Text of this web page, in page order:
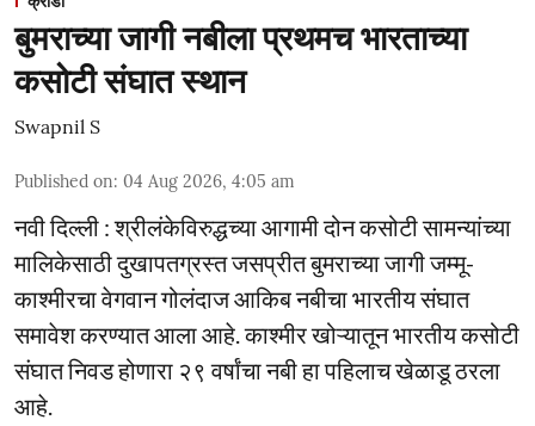
बुमराच्या जागी नबीला प्रथमच भारताच्या
कसोटी संघात स्थान
Swapnil S
Published on: 04 Aug 2026, 4:05 am
नवी दिल्ली : श्रीलंकेविरुद्धच्या आगामी दोन कसोटी सामन्यांच्या
मालिकेसाठी दुखापतग्रस्त जसप्रीत बुमराच्या जागी जम्मू-
काश्मीरचा वेगवान गोलंदाज आकिब नबीचा भारतीय संघात
समावेश करण्यात आला आहे. काश्मीर खोऱ्यातून भारतीय कसोटी
संघात निवड होणारा २९ वर्षांचा नबी हा पहिलाच खेळाडू ठरला
आहे.